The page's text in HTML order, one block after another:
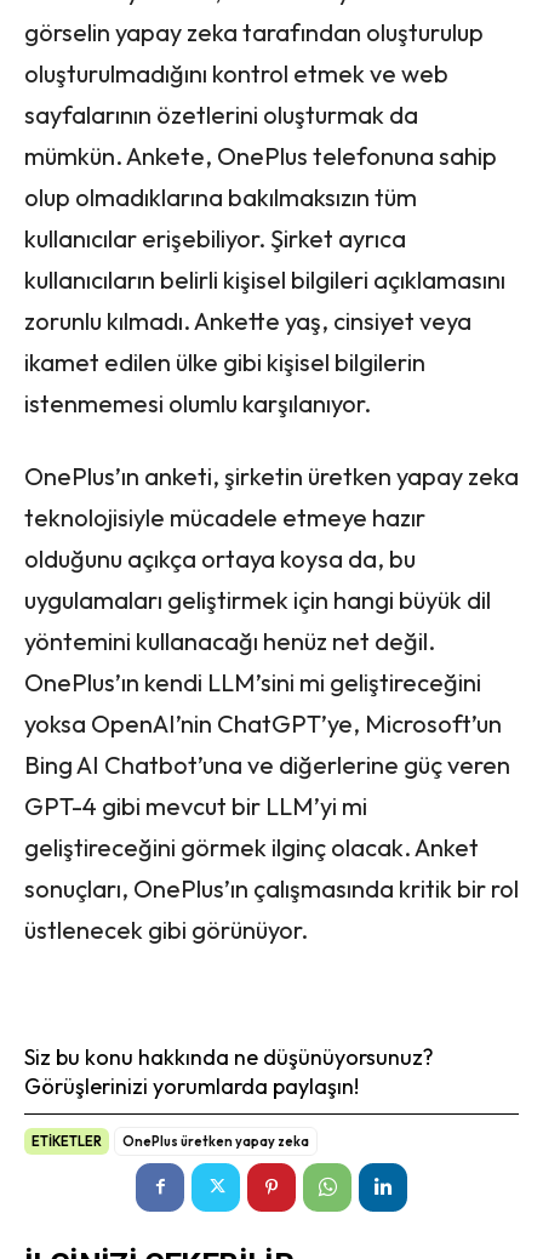
görselin yapay zeka tarafından oluşturulup
oluşturulmadığını kontrol etmek ve web
sayfalarının özetlerini oluşturmak da
mümkün. Ankete, OnePlus telefonuna sahip
olup olmadıklarına bakılmaksızın tüm
kullanıcılar erişebiliyor. Şirket ayrıca
kullanıcıların belirli kişisel bilgileri açıklamasını
zorunlu kılmadı. Ankette yaş, cinsiyet veya
ikamet edilen ülke gibi kişisel bilgilerin
istenmemesi olumlu karşılanıyor.
OnePlus’ın anketi, şirketin üretken yapay zeka
teknolojisiyle mücadele etmeye hazır
olduğunu açıkça ortaya koysa da, bu
uygulamaları geliştirmek için hangi büyük dil
yöntemini kullanacağı henüz net değil.
OnePlus’ın kendi LLM’sini mi geliştireceğini
yoksa OpenAI’nin ChatGPT’ye, Microsoft’un
Bing AI Chatbot’una ve diğerlerine güç veren
GPT-4 gibi mevcut bir LLM’yi mi
geliştireceğini görmek ilginç olacak. Anket
sonuçları, OnePlus’ın çalışmasında kritik bir rol
üstlenecek gibi görünüyor.
Siz bu konu hakkında ne düşünüyorsunuz?
Görüşlerinizi yorumlarda paylaşın!
ETİKETLER OnePlus üretken yapay zeka